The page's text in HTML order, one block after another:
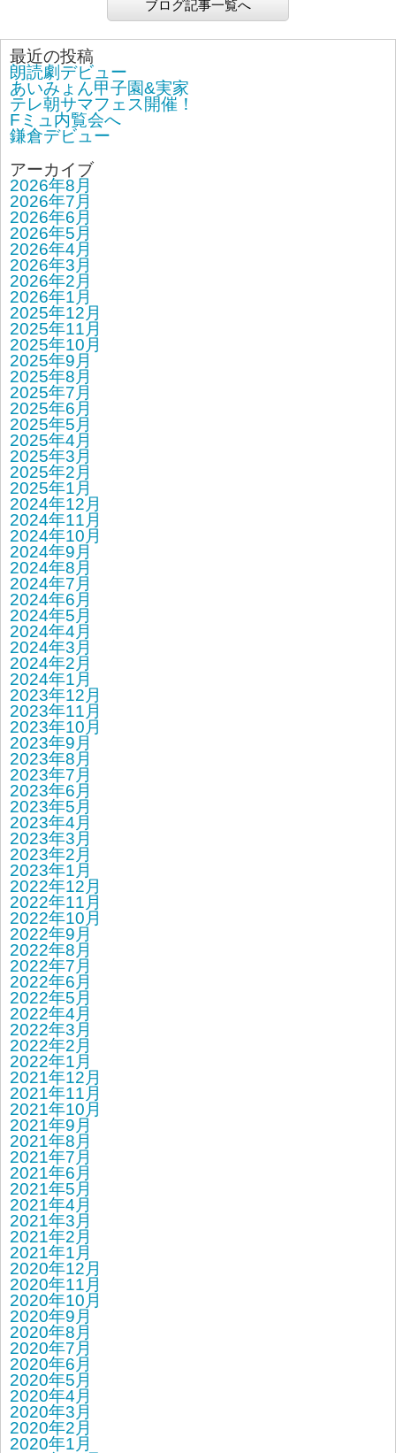
ブログ記事一覧へ
最近の投稿
朗読劇デビュー
あいみょん甲子園&実家
テレ朝サマフェス開催！
Fミュ内覧会へ
鎌倉デビュー
アーカイブ
2026年8月
2026年7月
2026年6月
2026年5月
2026年4月
2026年3月
2026年2月
2026年1月
2025年12月
2025年11月
2025年10月
2025年9月
2025年8月
2025年7月
2025年6月
2025年5月
2025年4月
2025年3月
2025年2月
2025年1月
2024年12月
2024年11月
2024年10月
2024年9月
2024年8月
2024年7月
2024年6月
2024年5月
2024年4月
2024年3月
2024年2月
2024年1月
2023年12月
2023年11月
2023年10月
2023年9月
2023年8月
2023年7月
2023年6月
2023年5月
2023年4月
2023年3月
2023年2月
2023年1月
2022年12月
2022年11月
2022年10月
2022年9月
2022年8月
2022年7月
2022年6月
2022年5月
2022年4月
2022年3月
2022年2月
2022年1月
2021年12月
2021年11月
2021年10月
2021年9月
2021年8月
2021年7月
2021年6月
2021年5月
2021年4月
2021年3月
2021年2月
2021年1月
2020年12月
2020年11月
2020年10月
2020年9月
2020年8月
2020年7月
2020年6月
2020年5月
2020年4月
2020年3月
2020年2月
2020年1月